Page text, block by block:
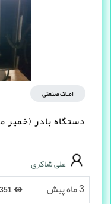
املاک صنعتی
دستگاه بادر (خمیر
علی شاکری
3 ماه پیش